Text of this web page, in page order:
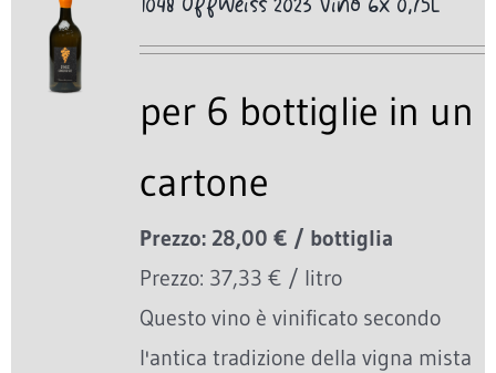
1048 OffWeiss 2023 Vino 6x 0,75L
per 6 bottiglie in un
cartone
Prezzo: 28,00 € / bottiglia
Prezzo: 37,33 € / litro
Questo vino è vinificato secondo
l'antica tradizione della vigna mista